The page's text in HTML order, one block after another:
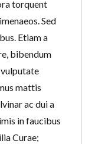
torquent
Sed
Etiam a
bibendum
vulputate
mattis
ac dui a
in faucibus
Curae;